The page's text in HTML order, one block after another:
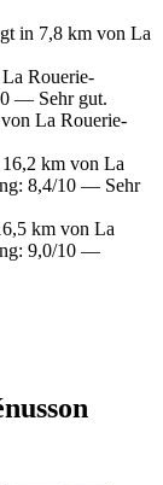
in 7,8 km von La
Rouerie-
— Sehr gut.
La Rouerie-
km von La
8,4/10 — Sehr
km von La
9,0/10 —